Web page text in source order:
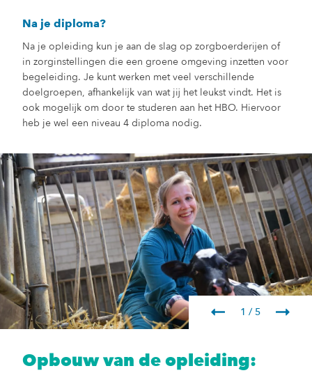
Na je diploma?
Na je opleiding kun je aan de slag op zorgboerderijen of
in zorginstellingen die een groene omgeving inzetten voor
begeleiding. Je kunt werken met veel verschillende
doelgroepen, afhankelijk van wat jij het leukst vindt. Het is
ook mogelijk om door te studeren aan het HBO. Hiervoor
heb je wel een niveau 4 diploma nodig.
1 / 5
Opbouw van de opleiding: